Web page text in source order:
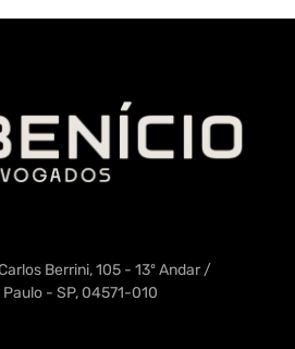
Berrini, 105 - 13º Andar /
- SP, 04571-010